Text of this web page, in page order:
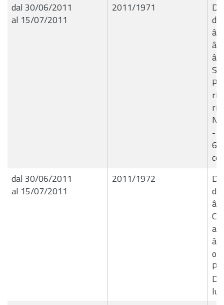
dal 30/06/2011
al 15/07/2011
2011/1971
-
dal 30/06/2011
al 15/07/2011
2011/1972